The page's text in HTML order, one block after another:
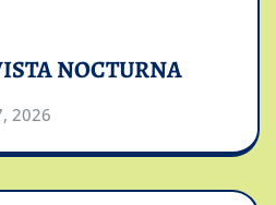
NOCTURNA
2026